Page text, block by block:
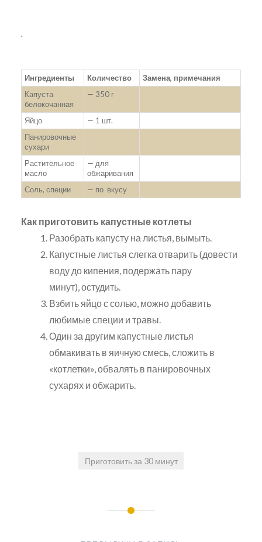
.
Ингредиенты Количество
Замена, примечания
Капуста
белокочанная
— 350 г
Яйцо
— 1 шт.
Панировочные
сухари
Растительное
масло
— для
обжаривания
Соль, специи
— по вкусу
Как приготовить капустные котлеты
Разобрать капусту на листья, вымыть.
Капустные листья слегка отварить (довести
воду до кипения, подержать пару
минут), остудить.
Взбить яйцо с солью, можно добавить
любимые специи и травы.
Один за другим капустные листья
обмакивать в яичную смесь, сложить в
«котлетки», обвалять в панировочных
сухарях и обжарить.
Приготовить за 30 минут